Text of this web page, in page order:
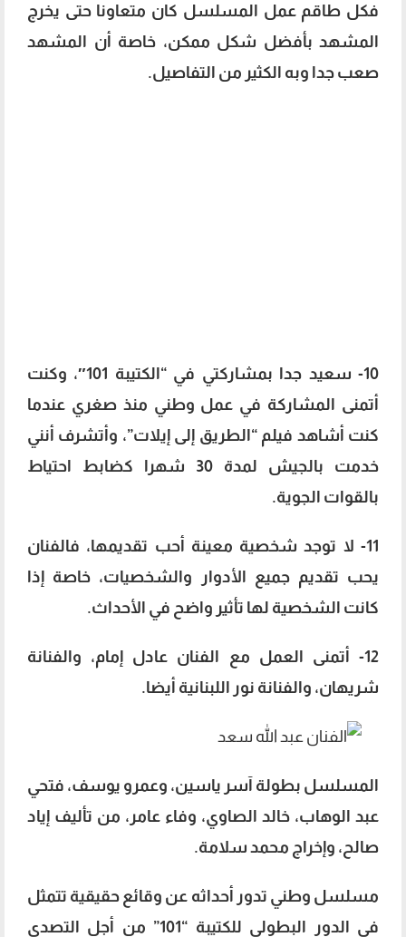
فكل طاقم عمل المسلسل كان متعاونا حتى يخرج
المشهد بأفضل شكل ممكن، خاصة أن المشهد
صعب جدا وبه الكثير من التفاصيل.
10- سعيد جدا بمشاركتي في “الكتيبة 101″، وكنت
أتمنى المشاركة في عمل وطني منذ صغري عندما
كنت أشاهد فيلم “الطريق إلى إيلات”، وأتشرف أنني
خدمت بالجيش لمدة 30 شهرا كضابط احتياط
بالقوات الجوية.
11- لا توجد شخصية معينة أحب تقديمها، فالفنان
يحب تقديم جميع الأدوار والشخصيات، خاصة إذا
كانت الشخصية لها تأثير واضح في الأحداث.
12- أتمنى العمل مع الفنان عادل إمام، والفنانة
شريهان، والفنانة نور اللبنانية أيضا.
المسلسل بطولة آسر ياسين، وعمرو يوسف، فتحي
عبد الوهاب، خالد الصاوي، وفاء عامر، من تأليف إياد
صالح، وإخراج محمد سلامة.
مسلسل وطني تدور أحداثه عن وقائع حقيقية تتمثل
في الدور البطولي للكتيبة “101” من أجل التصدي